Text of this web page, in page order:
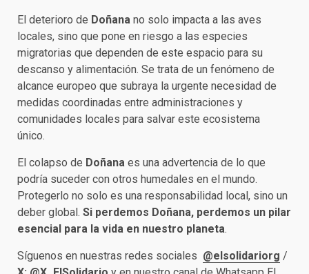
El deterioro de Doñana no solo impacta a las aves
locales, sino que pone en riesgo a las especies
migratorias que dependen de este espacio para su
descanso y alimentación. Se trata de un fenómeno de
alcance europeo que subraya la urgente necesidad de
medidas coordinadas entre administraciones y
comunidades locales para salvar este ecosistema
único.
El colapso de Doñana es una advertencia de lo que
podría suceder con otros humedales en el mundo.
Protegerlo no solo es una responsabilidad local, sino un
deber global. Si perdemos Doñana, perdemos un pilar
esencial para la vida en nuestro planeta.
Síguenos en nuestras redes sociales @elsolidariorg /